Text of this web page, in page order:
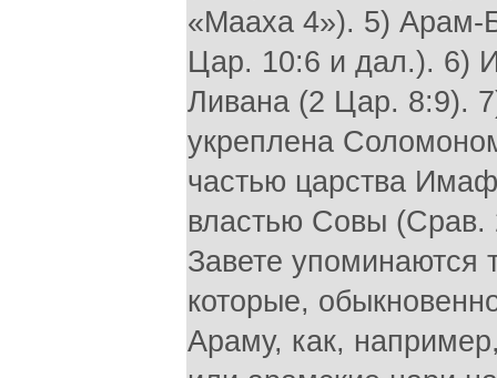
«Мааха 4»). 5) Арам-
Цар. 10:6 и дал.). 6)
Ливана (2 Цар. 8:9).
укреплена
частью царства
властью Совы (Срав.
Завете упоминаются
которые,
Араму, как,